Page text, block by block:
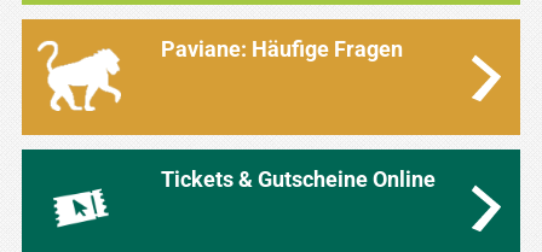
Paviane: Häufige Fragen
Tickets & Gutscheine Online